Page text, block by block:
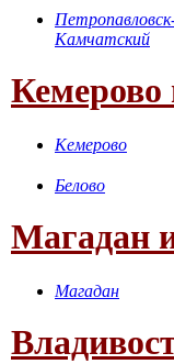
Камчатский
Кемерово
Кемерово
Белово
Магадан
Магадан